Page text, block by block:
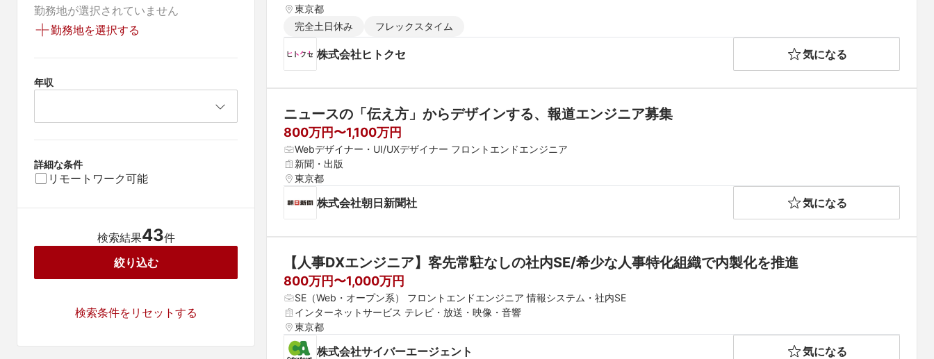
勤務地が選択されていません
勤務地を選択する
年収
詳細な条件
リモートワーク可能
検索結果43件
絞り込む
検索条件をリセットする
東京都
完全土日休み
フレックスタイム
株式会社ヒトクセ 気になる
ニュースの「伝え方」からデザインする、報道エンジニア募集
800万円〜1,100万円
Webデザイナー・UI/UXデザイナー フロントエンドエンジニア
新聞・出版
東京都
株式会社朝日新聞社 気になる
【人事DXエンジニア】客先常駐なしの社内SE/希少な人事特化組織で内製化を推進
800万円〜1,000万円
SE（Web・オープン系） フロントエンドエンジニア 情報システム・社内SE
インターネットサービス テレビ・放送・映像・音響
東京都
株式会社サイバーエージェント 気になる